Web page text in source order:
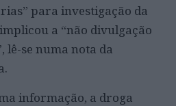
para investigação da
a “não divulgação
lê-se numa nota da
informação, a droga